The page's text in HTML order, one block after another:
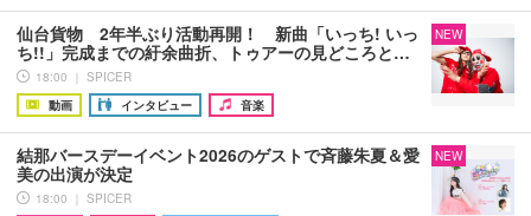
仙台貨物 2年半ぶり活動再開！ 新曲「いっち! いっ
ち!!」完成までの紆余曲折、トゥアーの見どころと…
18:00 ｜ SPICER
動画
インタビュー 音楽
NEW
結那バースデーイベント2026のゲストで斉藤朱夏＆愛
美の出演が決定
18:00 ｜ SPICER
NEW